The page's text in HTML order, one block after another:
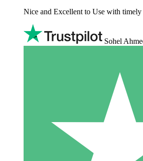
Nice and Excellent to Use with timely
Sohel